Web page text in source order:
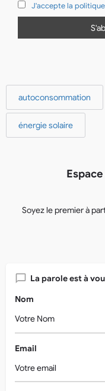
J'accepte la
autoconsommation
énergie solaire
Soyez le premier à
La parole est à
Nom
Email